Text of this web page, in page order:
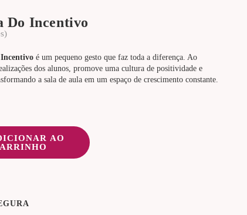
Do Incentivo
é um pequeno gesto que faz toda a diferença. Ao
dos alunos, promove uma cultura de positividade e
a sala de aula em um espaço de crescimento constante.
AO